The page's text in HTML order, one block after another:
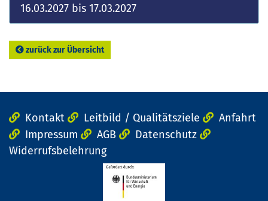
16.03.2027 bis 17.03.2027
zurück zur Übersicht
Kontakt Leitbild / Qualitätsziele
Anfahrt
Impressum
AGB
Datenschutz
Widerrufsbelehrung